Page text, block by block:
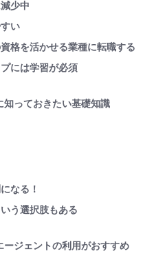
少中
い
格を活かせる業種に転職する
には学習が必須
っておきたい基礎知識
なる！
う選択肢もある
ジェントの利用がおすすめ